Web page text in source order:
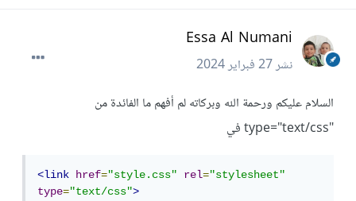
Essa Al Numani
نشر27 فبراير 2024
السلام عليكم ورحمة الله وبركاته لم أفهم ما الفائدة من
"type="text/css في
<link href="style.css" rel="stylesheet"
type="text/css">